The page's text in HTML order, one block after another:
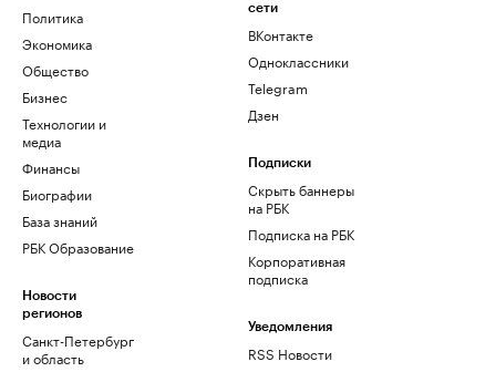
Политика
Экономика
Общество
Бизнес
Технологии и
медиа
Финансы
Биографии
База знаний
РБК Образование
Новости
регионов
Санкт-Петербург
и область
сети
ВКонтакте
Одноклассники
Telegram
Дзен
Подписки
Скрыть баннеры
на РБК
Подписка на РБК
Корпоративная
подписка
Уведомления
RSS Новости